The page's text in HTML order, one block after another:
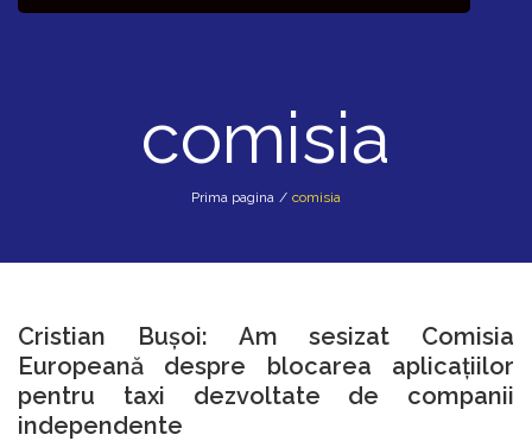
comisia
Prima pagina / comisia
Cristian Bușoi: Am sesizat Comisia
Europeană despre blocarea aplicațiilor
pentru taxi dezvoltate de companii
independente